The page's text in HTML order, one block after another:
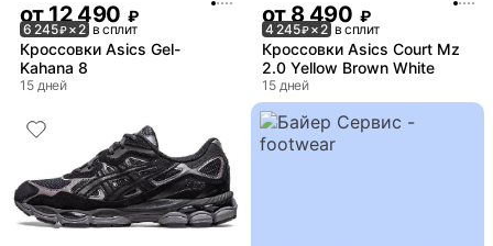
от12 490 ₽
6 245₽× 2 в сплит
Кроссовки Asics Gel-
Kahana 8
15 дней
от8 490 ₽
4 245₽× 2 в сплит
Кроссовки Asics Court Mz
2.0 Yellow Brown White
15 дней